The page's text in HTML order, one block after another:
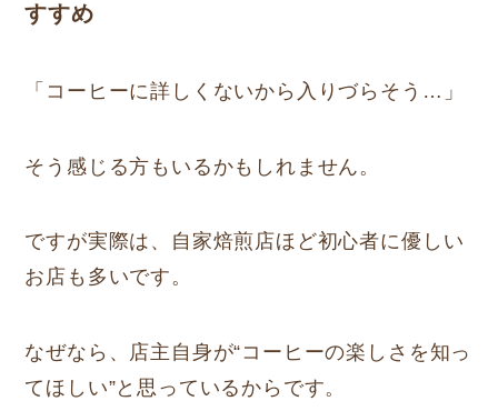
すすめ
「コーヒーに詳しくないから入りづらそう…」
そう感じる方もいるかもしれません。
ですが実際は、自家焙煎店ほど初心者に優しい
お店も多いです。
なぜなら、店主自身が“コーヒーの楽しさを知っ
てほしい”と思っているからです。